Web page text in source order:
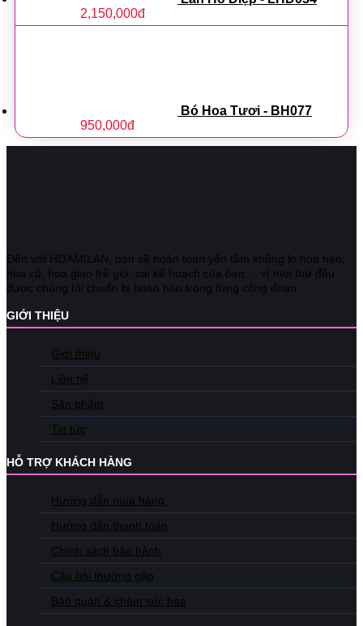
2,150,000đ
Bó Hoa Tươi - BH077
950,000đ
Đến với HOAMILAN, bạn sẽ hoàn toàn yên tâm không lo hoa héo,
hoa cũ, hoa giao trễ giờ, sai kế hoạch của bạn,... vì mọi thứ đều
được chúng tôi chuẩn bị hoàn hảo trong từng công đoạn.
GIỚI THIỆU
Giới thiệu
Liên hệ
Sản phẩm
Tin tức
HỖ TRỢ KHÁCH HÀNG
Hướng dẫn mua hàng
Hướng dẫn thanh toán
Chính sách bảo hành
Câu hỏi thường gặp
Bảo quản & chăm sóc hoa